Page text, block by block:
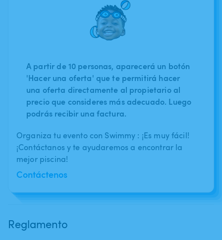
A partir de 10 personas, aparecerá un botón
'Hacer una oferta' que te permitirá hacer
una oferta directamente al propietario al
precio que consideres más adecuado. Luego
podrás recibir una factura.
Organiza tu evento con Swimmy : ¡Es muy fácil!
¡Contáctanos y te ayudaremos a encontrar la
mejor piscina!
Contáctenos
Reglamento